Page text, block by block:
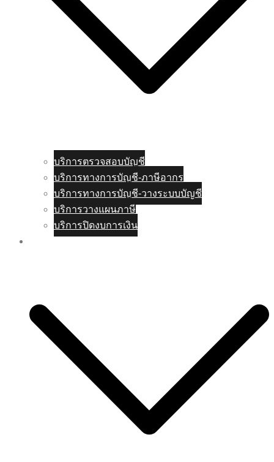
บริการตรวจสอบบัญชี
บริการทางการบัญชี-ภาษีอากร
บริการทางการบัญชี-วางระบบบัญชี
บริการวางแผนภาษี
บริการปิดงบการเงิน